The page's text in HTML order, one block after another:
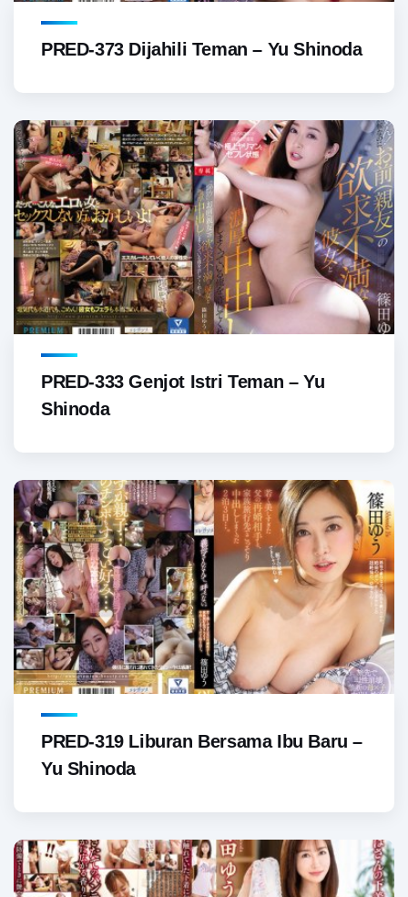
PRED-373 Dijahili Teman – Yu Shinoda
PRED-333 Genjot Istri Teman – Yu
Shinoda
PRED-319 Liburan Bersama Ibu Baru –
Yu Shinoda